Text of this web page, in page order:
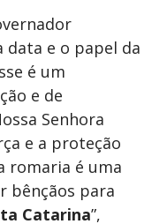
e o papel da
é um
e de
Senhora
e a proteção
romaria é uma
bênçãos para
Catarina”,